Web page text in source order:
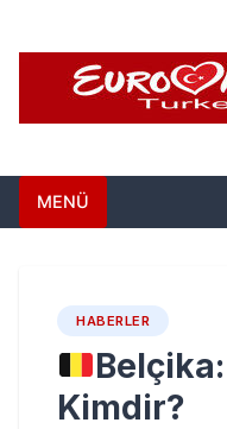
MENÜ
HABERLER
Kimdir?